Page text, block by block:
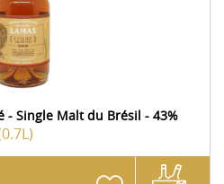
- Single Malt du Brésil - 43%